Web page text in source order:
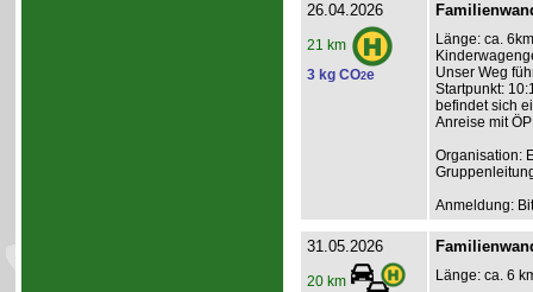
26.04.2026
21 km
3 kg CO2e
Länge: ca.
Unser Weg
Startpunkt:
befindet sich
Anreise mit
Organisation:
Anmeldung:
31.05.2026
20 km
Länge: ca. 6